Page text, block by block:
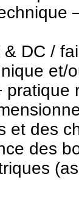
& DC /
et/
pratique
et des
des